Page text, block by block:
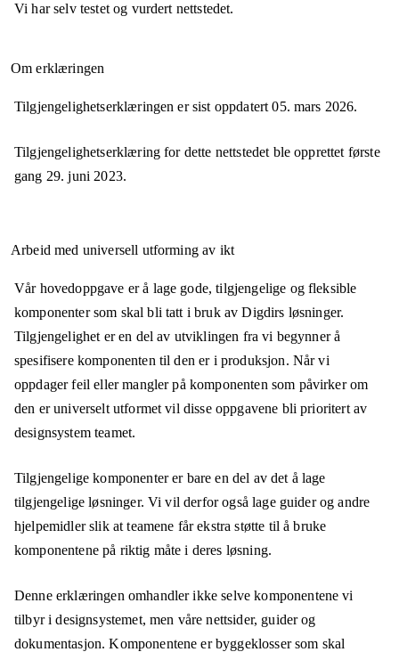
Vi har selv testet og vurdert nettstedet.
Om erklæringen
Tilgjengelighetserklæringen er sist oppdatert05. mars 2026.
Tilgjengelighetserklæring for dette nettstedet ble opprettet første
gang 29. juni 2023.
Arbeid med universell utforming av ikt
Vår hovedoppgave er å lage gode, tilgjengelige og fleksible
komponenter som skal bli tatt i bruk av Digdirs løsninger.
Tilgjengelighet er en del av utviklingen fra vi begynner å
spesifisere komponenten til den er i produksjon. Når vi
oppdager feil eller mangler på komponenten som påvirker om
den er universelt utformet vil disse oppgavene bli prioritert av
designsystem teamet.
Tilgjengelige komponenter er bare en del av det å lage
tilgjengelige løsninger. Vi vil derfor også lage guider og andre
hjelpemidler slik at teamene får ekstra støtte til å bruke
komponentene på riktig måte i deres løsning.
Denne erklæringen omhandler ikke selve komponentene vi
tilbyr i designsystemet, men våre nettsider, guider og
dokumentasjon. Komponentene er byggeklosser som skal